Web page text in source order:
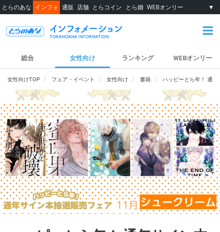
とらのあな インフォ 通販 店舗 とらコイン とら婚 WEBオンリー ▼
総合 女性向け ランキング WEBオンリー
女性向けTOP フェア・イベント 女性向け 書籍 ハッピーとら年！ 通